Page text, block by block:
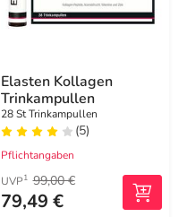
Elasten Kollagen
Trinkampullen
28 St Trinkampullen
(5)
Pflichtangaben
UVP1 99,00 €
79,49 €